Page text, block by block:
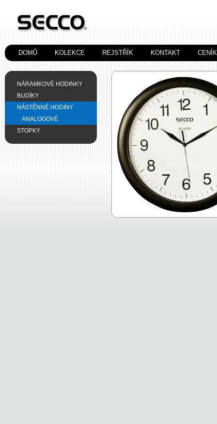
DOMŮ KOLEKCE REJSTŘÍK KONTAKT
NÁRAMKOVÉ HODINKY
BUDÍKY
NÁSTĚNNÉ HODINY
ANALOGOVÉ
STOPKY